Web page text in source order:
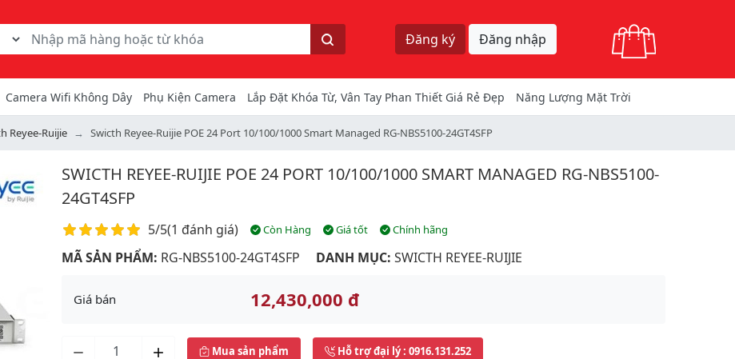
Tìm kiếm
Đăng ký Đăng nhập
Camera Wifi Không Dây Phụ Kiện Camera Lắp Đặt Khóa Từ, Vân Tay Phan Thiết Giá Rẻ Đẹp Năng Lượng Mặt Trời
Reyee-Ruijie Swicth Reyee-Ruijie POE 24 Port 10/100/1000 Smart Managed RG-NBS5100-24GT4SFP
SWICTH REYEE-RUIJIE POE 24 PORT 10/100/1000 SMART MANAGED RG-NBS5100-
24GT4SFP
Điểm đánh giá
5/5(1 đánh giá) Còn Hàng Giá tốt Chính hãng
MÃ SẢN PHẨM: RG-NBS5100-24GT4SFP DANH MỤC: SWICTH REYEE-RUIJIE
Giá bán 12,430,000 đ
Mua sản phẩm Hỗ trợ đại lý: 0916.131.252